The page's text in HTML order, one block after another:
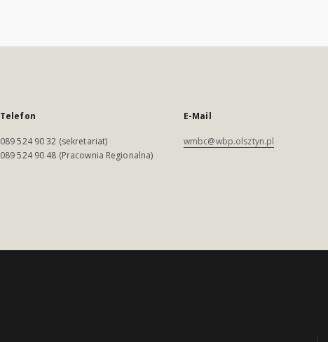
Telefon
089 524 90 32 (sekretariat)
089 524 90 48 (Pracownia Regionalna)
E-Mail
wmbc@wbp.olsztyn.pl